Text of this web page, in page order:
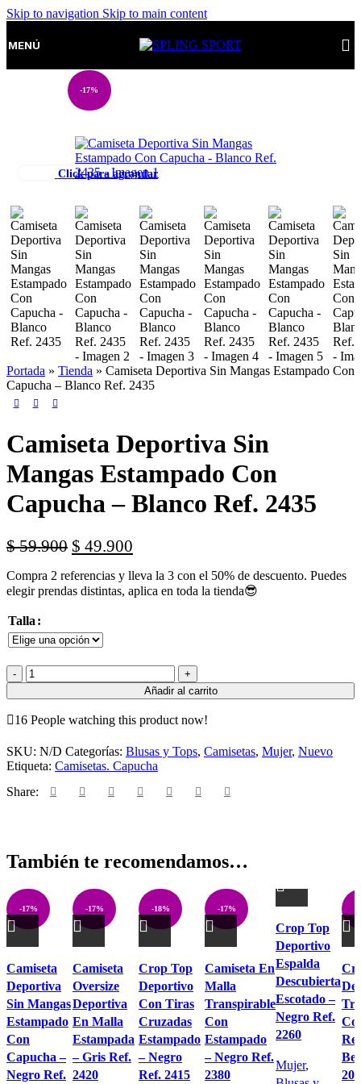
Skip to navigation Skip to main content
MENÚ
-17%
Click para agrandar
Portada » Tienda » Camiseta Deportiva Sin Mangas Estampado Con
Capucha – Blanco Ref. 2435
Camiseta Deportiva Sin
Mangas Estampado Con
Capucha – Blanco Ref. 2435
$59.900 El
original
$ 49.900
actual
es:
Compra 2 referencias y lleva la 3 con el 50% de descuento. Puedes
elegir prendas distintas, aplica en toda la tienda😎
Talla
Camiseta
Deportiva
Sin
Mangas
Estampado
Con
Capucha
-
Blanco
Añadir al carrito
16 People watching this product now!
SKU: N/D Categorías: Blusas y Tops, Camisetas, Mujer, Nuevo
Etiqueta: Camisetas. Capucha
Share:
También te recomendamos…
-17%
producto
tiene
múltiples
variantes.
Las
opciones
se
Camiseta
Deportiva
Sin Mangas
Estampado
Con
Capucha –
Negro Ref.
-17%
producto
tiene
múltiples
variantes.
Las
opciones
se
Camiseta
Oversize
Deportiva
En Malla
Estampada
– Gris Ref.
2420
-18%
producto
tiene
múltiples
variantes.
Las
opciones
se
Crop Top
Deportivo
Con Tiras
Cruzadas
Estampado
– Negro
Ref. 2415
-17%
producto
tiene
múltiples
variantes.
Las
opciones
se
Camiseta En
Malla
Transpirable
Con
Estampado
– Negro Ref.
2380
producto
tiene
múltiples
variantes.
Las
opciones
se
elegir
Crop Top
Deportivo
Espalda
Descubierta
Escotado –
Negro Ref.
2260
Mujer,
Las
se